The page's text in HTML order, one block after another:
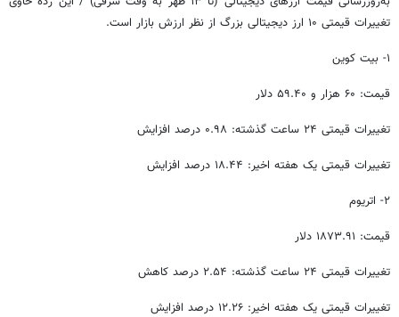
تغییرات قیمتی ۱۰ ارز دیجیتالی بزرگ از نظر ارزش بازار است.
۱- بیت کوین
قیمت: ۶۰ هزار و ۵۹.۴۰ دلار
تغییرات قیمتی ۲۴ ساعت گذشته: ۰.۹۸ درصد افزایش
تغییرات قیمتی یک هفته اخیر: ۱۸.۴۴ درصد افزایش
۲- اتریوم
قیمت: ۱۸۷۳.۹۱ دلار
تغییرات قیمتی ۲۴ ساعت گذشته: ۲.۵۴ درصد کاهش
تغییرات قیمتی یک هفته اخیر: ۱۲.۲۶ درصد افزایش